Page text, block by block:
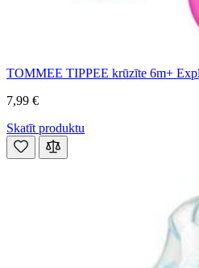
TOMMEE TIPPEE krūzīte 6m+
7,99 €
Skatīt produktu